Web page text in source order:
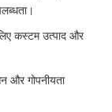
कस्टम उत्पाद और
और गोपनीयता